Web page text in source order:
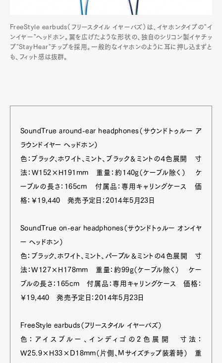
FreeStyle earbuds（フリースタイル イヤーバズ）は、イヤホンタイプの"イ
ンイヤー"ヘッドホン。翼を広げたような形状の、独自のシリコン製イヤチッ
プ"StayHear"チップを採用。一般的なイヤホンのように耳に押し込まずと
も、フィット感は抜群。
SoundTrue around-ear headphones（サウンドトゥルー ア
ラウンドイヤー ヘッドホン）
色：ブラック、ホワイト、ミント、ブラック＆ミントの４色展開 寸
法：W152×H191mm 重量：約140g（ケーブル除く） ケ
ーブルの長さ：165cm 付属品：専用キャリングケース 価
格：￥19,440 発売予定日：2014年5月23日
SoundTrue on-ear headphones（サウンドトゥルー オンイヤ
ー ヘッドホン）
色：ブラック、ホワイト、ミント、パープル＆ミントの４色展開 寸
法：W127×H178mm 重量：約99g（ケーブル除く） ケー
ブルの長さ：165cm 付属品：専用キャリングケース 価格：
￥19,440 発売予定日：2014年5月23日
FreeStyle earbuds（フリースタイル イヤーバズ）
色：アイスブルー、インディゴの2色展開 寸法：
W25.9×H33×D18mm（片側、Mサイズチップ装着時） 重